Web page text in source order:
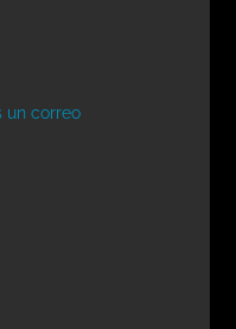
un correo